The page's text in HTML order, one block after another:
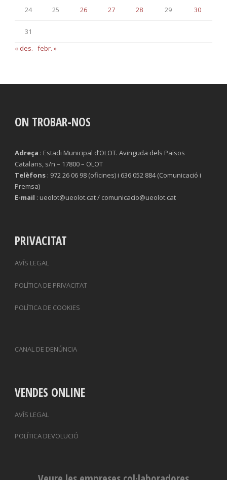
24 25 26 27 28 29 30
31
« des. febr. »
ON TROBAR-NOS
Adreça : Estadi Municipal d’OLOT. Avinguda dels Països
Catalans, s/n – 17800 – OLOT
Telèfons : 972 26 06 98 (oficines) i 636 052 884 (Comunicació i
Premsa)
E-mail : ueolot@ueolot.cat / comunicacio@ueolot.cat
PRIVACITAT
AVÍS LEGAL
POLÍTICA DE PRIVACITAT
POLÍTICA DE COOKIES
CANAL DE DENÚNCIA
VENDES ONLINE
AVÍS LEGAL
POLÍTICA DEVOLUCIÓ